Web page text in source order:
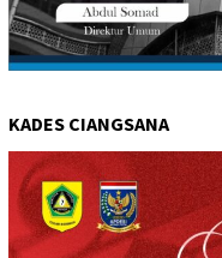
KADES CIANGSANA